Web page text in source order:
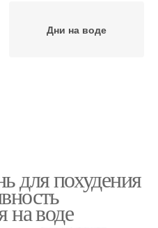
Дни на воде
для похудения
на воде